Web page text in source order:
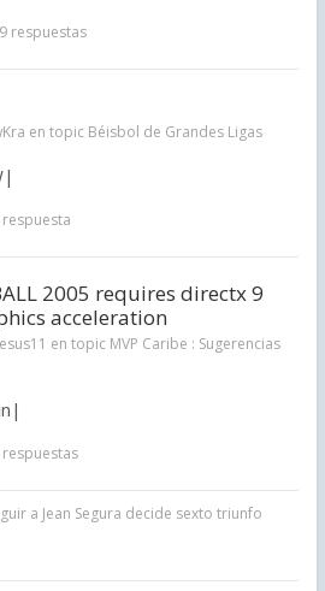
respuestas
en topic Béisbol de Grandes Ligas
respuesta
2005 requires directx 9
acceleration
en topic MVP Caribe : Sugerencias
a Jean Segura decide sexto triunfo